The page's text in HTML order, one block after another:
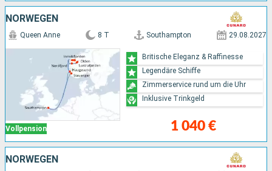
NORWEGEN
Vollpension
Queen Anne 8 T Southampton 29.08.2027
1 040 €
Britische Eleganz & Raffinesse
Legendäre Schiffe
Zimmerservice rund um die Uhr
Inklusive Trinkgeld
NORWEGEN